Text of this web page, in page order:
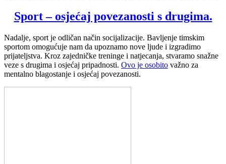
Sport – osjećaj povezanosti s drugima.
Nadalje, sport je odličan način socijalizacije. Bavljenje timskim
sportom omogućuje nam da upoznamo nove ljude i izgradimo
prijateljstva. Kroz zajedničke treninge i natjecanja, stvaramo snažne
veze s drugima i osjećaj pripadnosti. Ovo je osobito važno za
mentalno blagostanje i osjećaj povezanosti.